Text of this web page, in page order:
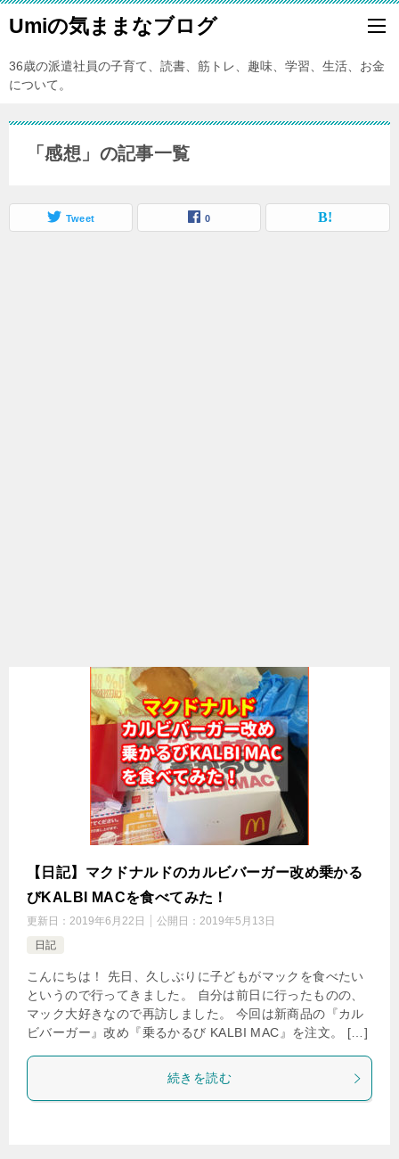
Umiの気ままなブログ
36歳の派遣社員の子育て、読書、筋トレ、趣味、学習、生活、お金
について。
「感想」の記事一覧
Tweet 0
【日記】マクドナルドのカルビバーガー改め乗かる
びKALBI MACを食べてみた！
更新日： 2019年6月22日 公開日： 2019年5月13日
日記
こんにちは！ 先日、久しぶりに子どもがマックを食べたい
というので行ってきました。 自分は前日に行ったものの、
マック大好きなので再訪しました。 今回は新商品の『カル
ビバーガー』改め『乗るかるび KALBI MAC』を注文。 […]
続きを読む